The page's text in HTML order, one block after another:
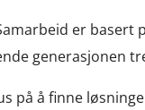
er basert
generasjonen
på å finne